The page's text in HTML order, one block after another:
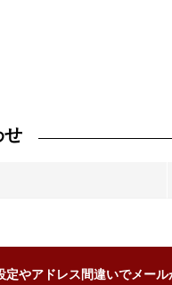
せ
やアドレス間違いでメー